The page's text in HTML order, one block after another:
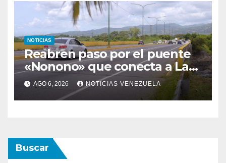
NOTICIAS
Reabren paso por el puente
«Nonono» que conecta a Lara
con Yaracuy
AGO 6, 2026 NOTICIAS VENEZUELA
Buscar